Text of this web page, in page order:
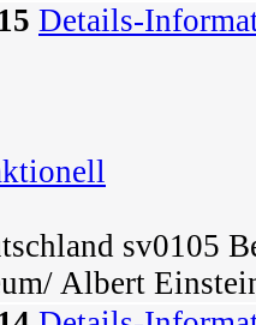
Details-
sv0105
Albert